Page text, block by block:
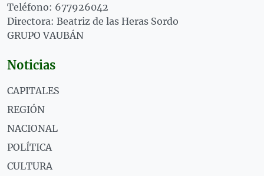
Teléfono: 677926042
Directora: Beatriz de las Heras Sordo
GRUPO VAUBÁN
Noticias
CAPITALES
REGIÓN
NACIONAL
POLÍTICA
CULTURA